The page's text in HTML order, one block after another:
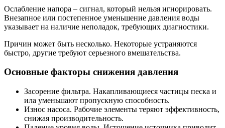
Ослабление напора – сигнал, который нельзя игнорировать.
Внезапное или постепенное уменьшение давления воды
указывает на наличие неполадок, требующих диагностики.
Причин может быть несколько. Некоторые устраняются
быстро, другие требуют серьезного вмешательства.
Основные факторы снижения давления
Засорение фильтра. Накапливающиеся частицы песка и
ила уменьшают пропускную способность.
Износ насоса. Рабочие элементы теряют эффективность,
снижая производительность.